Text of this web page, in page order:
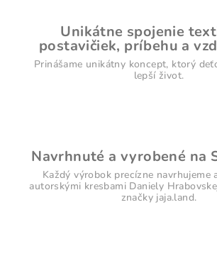
Unikátne spojenie
postavičiek, príbehu a
Prinášame unikátny koncept, ktorý
lepší život.
Navrhnuté a vyrobené na
Každý výrobok precízne navrhujeme
autorskými kresbami Daniely
značky jaja.land.